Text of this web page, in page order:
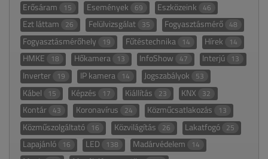
Erősáram 15 Események 69 Eszközeink 46
Ezt láttam 26 Felülvizsgálat 35 Fogyasztásmérő 48
Fogyasztásmérőhely 19 Fűtéstechnika 14 Hírek 14
HMKE 18 Hőkamera 13 InfoShow 47 Interjú 13
Inverter 19 IP kamera 14 Jogszabályok 53
Kábel 15 Képzés 17 Kiállítás 23 KNX 32
Kontár 43 Koronavírus 24 Közműcsatlakozás 13
Közműszolgáltató 16 Közvilágítás 26 Lakatfogó 25
Lapajánló 16 LED 138 Madárvédelem 14